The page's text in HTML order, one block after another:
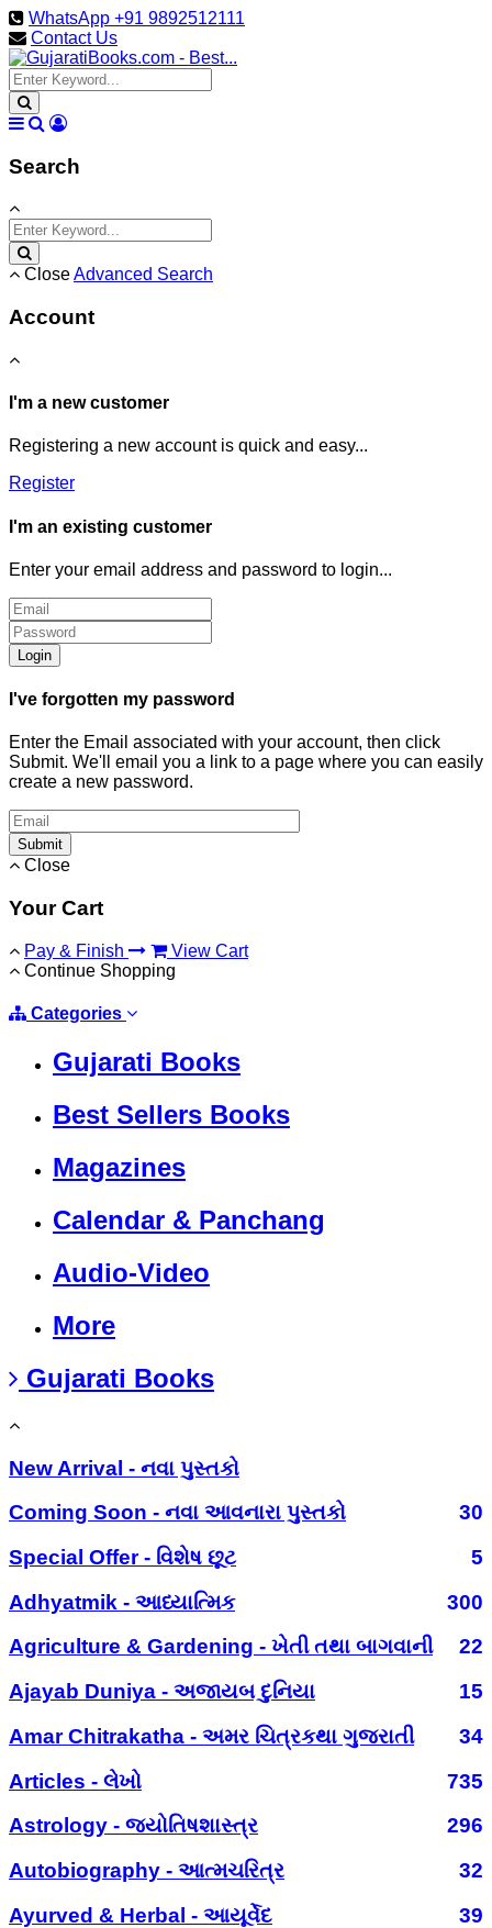
WhatsApp +91 9892512111
Contact Us
Search
CloseAdvanced Search
Account
I'm a new customer
Registering a new account is quick and easy...
Register
I'm an existing customer
Enter your email address and password to login...
Login
I've forgotten my password
Enter the Email associated with your account, then click
Submit. We'll email you a link to a page where you can easily
create a new password.
Submit
Close
Your Cart
Pay & Finish
View Cart
Continue Shopping
Categories
Gujarati Books
Best Sellers Books
Magazines
Calendar & Panchang
Audio-Video
More
Gujarati Books
New Arrival - નવા પુસ્તકો
Coming Soon - નવા આવનારા પુસ્તકો
30
Special Offer - વિશેષ છૂટ
5
Adhyatmik - આધ્યાત્મિક
300
Agriculture & Gardening - ખેતી તથા બાગવાની
22
Ajayab Duniya - અજાયબ દુનિયા
15
Amar Chitrakatha - અમર ચિત્રકથા ગુજરાતી
34
Articles - લેખો
735
Astrology - જ્યોતિષશાસ્ત્ર
296
Autobiography - આત્મચરિત્ર
32
Ayurved & Herbal - આયૂર્વેદ
39